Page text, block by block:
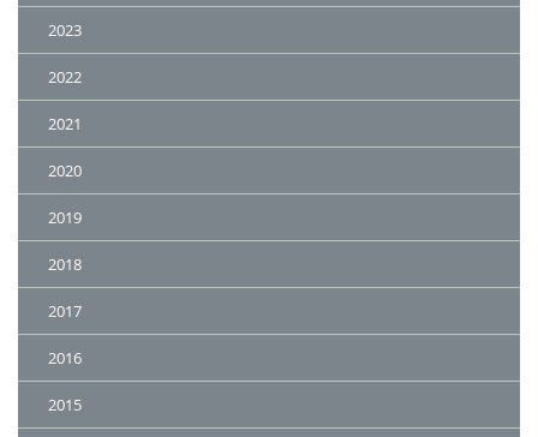
2023
2022
2021
2020
2019
2018
2017
2016
2015